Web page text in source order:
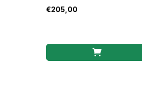
€205,00